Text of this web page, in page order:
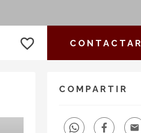
favorite_border CONTACTAR
COMPARTIR
email